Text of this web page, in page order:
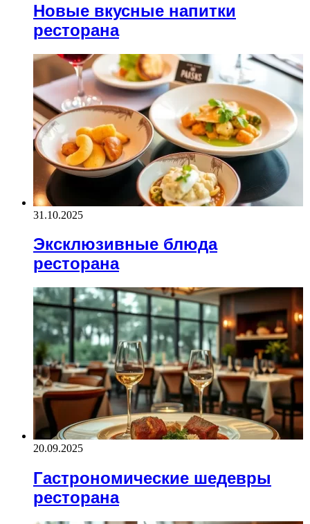
Новые вкусные напитки
ресторана
31.10.2025
Эксклюзивные блюда
ресторана
20.09.2025
Гастрономические шедевры
ресторана